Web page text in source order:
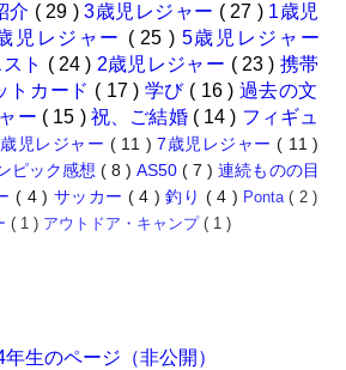
介 ( 29 )3歳児レジャー ( 27 ) 1歳児
児レジャー ( 25 ) 5歳児レジャー
ト ( 24 ) 2歳児レジャー ( 23 ) 携帯
トカード ( 17 ) 学び ( 16 ) 過去の文
ー ( 15 ) 祝、ご結婚 ( 14 ) フィギュ
児レジャー ( 11 )7歳児レジャー( 11 )
ピック感想( 8 )AS50( 7 )連続ものの目
( 4 ) サッカー ( 4 )釣り ( 4 ) Ponta( 2 )
( 1 ) アウトドア・キャンプ( 1 )
生のページ（非公開）